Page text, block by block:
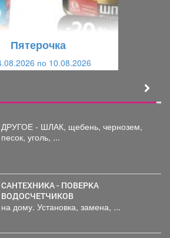
по 10.08.2026
ДРУГОЕ - ШЛАК, щебень, чернозем,
песок, уголь, ...
САНТЕХНИКА - ПОВЕРКА
ВОДОСЧЕТЧИКОВ
на дому. Установка, замена, ...